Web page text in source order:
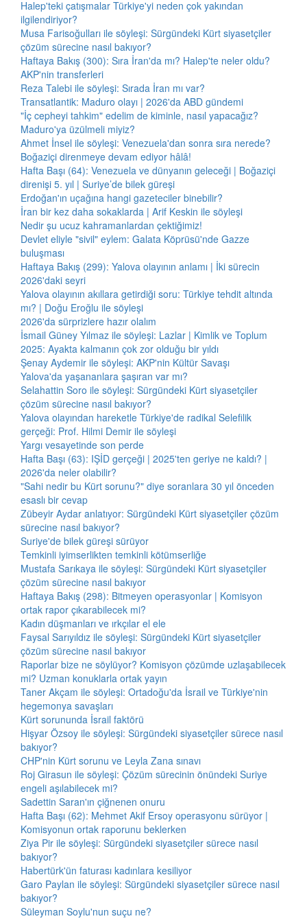
Halep'teki çatışmalar Türkiye'yi neden çok yakından
ilgilendiriyor?
Musa Farisoğulları ile söyleşi: Sürgündeki Kürt siyasetçiler
çözüm sürecine nasıl bakıyor?
Haftaya Bakış (300): Sıra İran'da mı? Halep'te neler oldu?
AKP'nin transferleri
Reza Talebi ile söyleşi: Sırada İran mı var?
Transatlantik: Maduro olayı | 2026'da ABD gündemi
"İç cepheyi tahkim" edelim de kiminle, nasıl yapacağız?
Maduro'ya üzülmeli miyiz?
Ahmet İnsel ile söyleşi: Venezuela'dan sonra sıra nerede?
Boğaziçi direnmeye devam ediyor hâlâ!
Hafta Başı (64): Venezuela ve dünyanın geleceği | Boğaziçi
direnişi 5. yıl | Suriye’de bilek güreşi
Erdoğan'ın uçağına hangi gazeteciler binebilir?
İran bir kez daha sokaklarda | Arif Keskin ile söyleşi
Nedir şu ucuz kahramanlardan çektiğimiz!
Devlet eliyle "sivil" eylem: Galata Köprüsü'nde Gazze
buluşması
Haftaya Bakış (299): Yalova olayının anlamı | İki sürecin
2026'daki seyri
Yalova olayının akıllara getirdiği soru: Türkiye tehdit altında
mı? | Doğu Eroğlu ile söyleşi
2026'da sürprizlere hazır olalım
İsmail Güney Yılmaz ile söyleşi: Lazlar | Kimlik ve Toplum
2025: Ayakta kalmanın çok zor olduğu bir yıldı
Şenay Aydemir ile söyleşi: AKP'nin Kültür Savaşı
Yalova'da yaşananlara şaşıran var mı?
Selahattin Soro ile söyleşi: Sürgündeki Kürt siyasetçiler
çözüm sürecine nasıl bakıyor?
Yalova olayından hareketle Türkiye'de radikal Selefilik
gerçeği: Prof. Hilmi Demir ile söyleşi
Yargı vesayetinde son perde
Hafta Başı (63): IŞİD gerçeği | 2025'ten geriye ne kaldı? |
2026'da neler olabilir?
"Sahi nedir bu Kürt sorunu?" diye soranlara 30 yıl önceden
esaslı bir cevap
Zübeyir Aydar anlatıyor: Sürgündeki Kürt siyasetçiler çözüm
sürecine nasıl bakıyor?
Suriye'de bilek güreşi sürüyor
Temkinli iyimserlikten temkinli kötümserliğe
Mustafa Sarıkaya ile söyleşi: Sürgündeki Kürt siyasetçiler
çözüm sürecine nasıl bakıyor
Haftaya Bakış (298): Bitmeyen operasyonlar | Komisyon
ortak rapor çıkarabilecek mi?
Kadın düşmanları ve ırkçılar el ele
Faysal Sarıyıldız ile söyleşi: Sürgündeki Kürt siyasetçiler
çözüm sürecine nasıl bakıyor
Raporlar bize ne söylüyor? Komisyon çözümde uzlaşabilecek
mi? Uzman konuklarla ortak yayın
Taner Akçam ile söyleşi: Ortadoğu'da İsrail ve Türkiye'nin
hegemonya savaşları
Kürt sorununda İsrail faktörü
Hişyar Özsoy ile söyleşi: Sürgündeki siyasetçiler sürece nasıl
bakıyor?
CHP'nin Kürt sorunu ve Leyla Zana sınavı
Roj Girasun ile söyleşi: Çözüm sürecinin önündeki Suriye
engeli aşılabilecek mi?
Sadettin Saran'ın çiğnenen onuru
Hafta Başı (62): Mehmet Akif Ersoy operasyonu sürüyor |
Komisyonun ortak raporunu beklerken
Ziya Pir ile söyleşi: Sürgündeki siyasetçiler sürece nasıl
bakıyor?
Habertürk'ün faturası kadınlara kesiliyor
Garo Paylan ile söyleşi: Sürgündeki siyasetçiler sürece nasıl
bakıyor?
Süleyman Soylu'nun suçu ne?